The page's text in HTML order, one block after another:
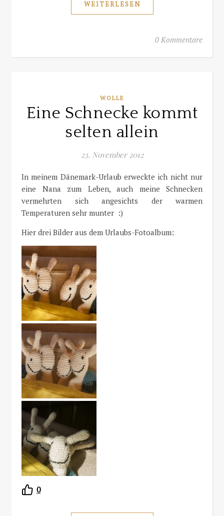
WEITERLESEN
0 Kommentare
WOLLE
Eine Schnecke kommt
selten allein
23. November 2012
In meinem Dänemark-Urlaub erweckte ich nicht nur
eine Nana zum Leben, auch meine Schnecken
vermehrten sich angesichts der warmen
Temperaturen sehr munter :)
Hier drei Bilder aus dem Urlaubs-Fotoalbum:
0